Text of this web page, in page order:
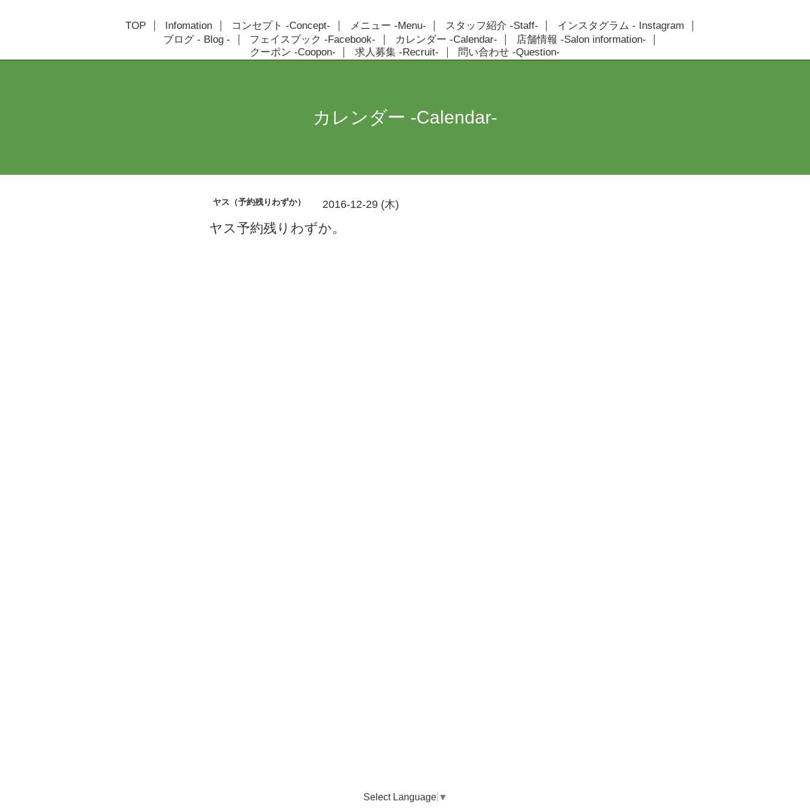
TOP Infomation コンセプト -Concept- メニュー -Menu- スタッフ紹介 -Staff-
インスタグラム - Instagram
ブログ - Blog -
フェイスブック -Facebook- カレンダー -Calendar-
店舗情報 -Salon information-
クーポン -Coopon-
求人募集 -Recruit- 問い合わせ -Question-
カレンダー -Calendar-
ヤス（予約残りわずか） 2016-12-29 (木)
ヤス予約残りわずか。
Select Language ▼